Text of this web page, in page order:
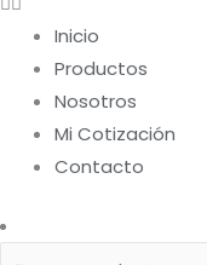
Inicio
Productos
Nosotros
Mi Cotización
Contacto